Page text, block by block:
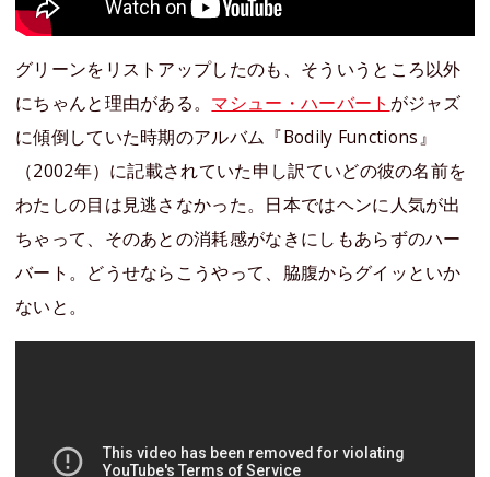
グリーンをリストアップしたのも、そういうところ以外
にちゃんと理由がある。 マシュー・ハーバート がジャズ
に傾倒していた時期のアルバム『Bodily Functions』
（2002年）に記載されていた申し訳ていどの彼の名前を
わたしの目は見逃さなかった。日本ではヘンに人気が出
ちゃって、そのあとの消耗感がなきにしもあらずのハー
バート。どうせならこうやって、脇腹からグイッといか
ないと。